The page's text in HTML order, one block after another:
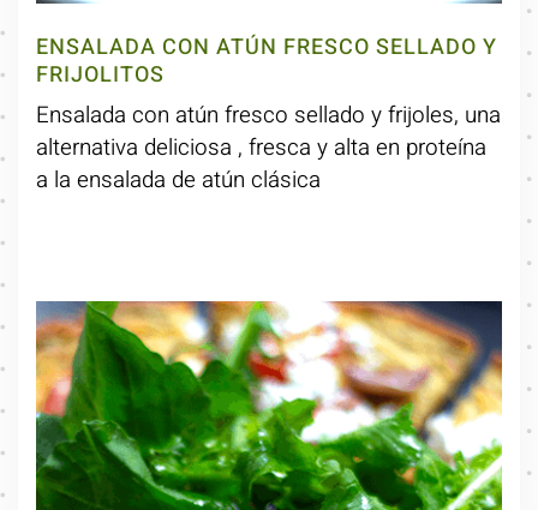
ENSALADA CON ATÚN FRESCO SELLADO Y
FRIJOLITOS
Ensalada con atún fresco sellado y frijoles, una
alternativa deliciosa , fresca y alta en proteína
a la ensalada de atún clásica